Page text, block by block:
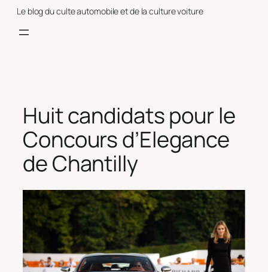
Le blog du culte automobile et de la culture voiture
Huit candidats pour le
Concours d’Elegance
de Chantilly